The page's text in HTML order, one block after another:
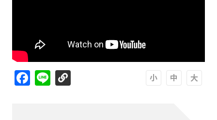
Facebook
Line